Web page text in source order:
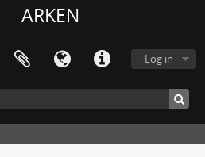
ARKEN
Log in